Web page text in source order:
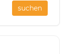
suchen